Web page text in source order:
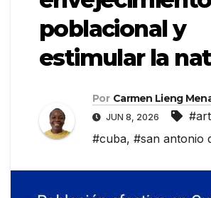
poblacional y
estimular la
Por Carmen Lieng
JUN 8, 2026
#cuba, #san antonio